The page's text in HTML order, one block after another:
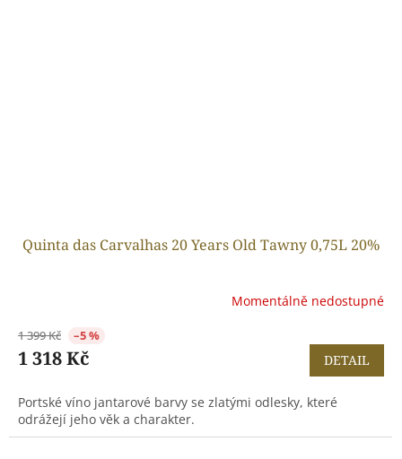
Quinta das Carvalhas 20 Years Old Tawny 0,75L 20%
Momentálně nedostupné
1 399 Kč –5 %
1 318 Kč DETAIL
Portské víno jantarové barvy se zlatými odlesky, které
odrážejí jeho věk a charakter.